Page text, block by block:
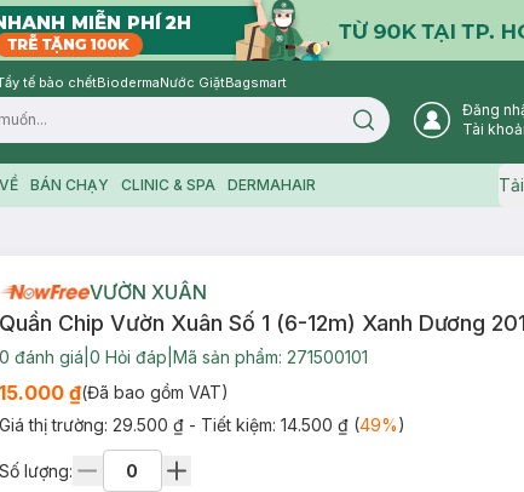
tế bào chếtBiodermaNước GiặtBagsmart
Search icon
Đăng
Tài
BÁN CHẠY CLINIC & SPA DERMAHAIR
VƯỜN XUÂN
Quần Chip Vườn Xuân Số 1 (6-12m) Xanh Dương
0 đánh giá 0 Hỏi đáp Mã sản phẩm: 271500101
15.000 ₫(Đã bao gồm VAT)
Giá thị trường: 29.500 ₫ - Tiết kiệm: 14.500 ₫(49%)
Số lượng: